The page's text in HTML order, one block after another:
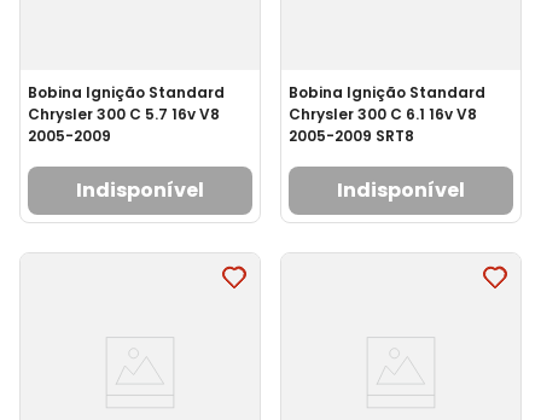
Bobina Ignição Standard
Chrysler 300 C 5.7 16v V8
2005-2009
Indisponível
Bobina Ignição Standard
Chrysler 300 C 6.1 16v V8
2005-2009 SRT8
Indisponível